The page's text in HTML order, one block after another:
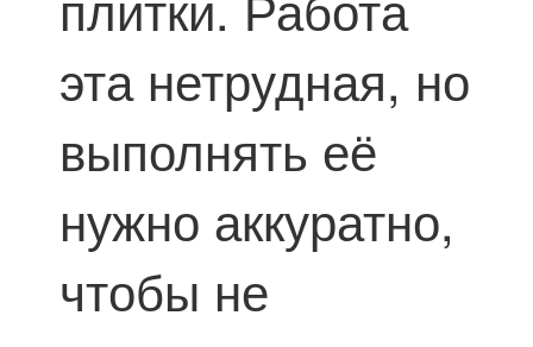
эта нетрудная, но
выполнять её
нужно аккуратно,
чтобы не